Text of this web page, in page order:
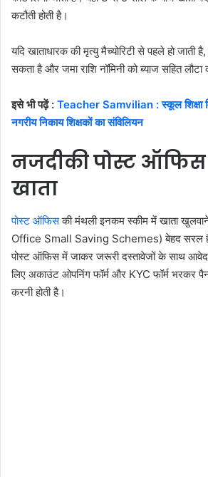
कटौती होती है।
यदि खाताधारक की मृत्यु मैच्योरिटी से पहले हो जाती
सकता है और जमा राशि नॉमिनी को ब्याज सहित लौटा
इसे भी पढ़ें : Teacher Samvilian : स्कूल शिक्षा
नगरीय निकाय शिक्षकों का संविलियन
नजदीकी पोस्ट
खाता
पोस्ट ऑफिसकी मंथली इनकम स्कीम में खाता
Office Small Saving Schemes) बेहद सरल
पोस्ट ऑफिस में जाकर जरूरी दस्तावेजों के साथ
लिए अकाउंट ओपनिंग फॉर्म और KYC फॉर्म भरकर पैन
करनी होती है।